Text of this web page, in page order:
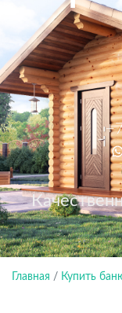
Главная / Купить